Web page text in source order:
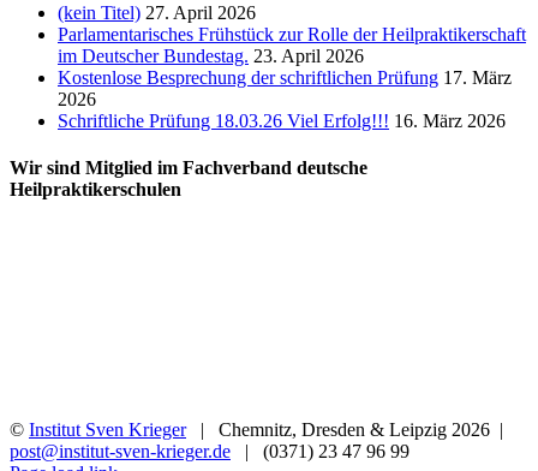
(kein Titel) 27. April 2026
Parlamentarisches Frühstück zur Rolle der Heilpraktikerschaft
im Deutscher Bundestag. 23. April 2026
Kostenlose Besprechung der schriftlichen Prüfung 17. März
2026
Schriftliche Prüfung 18.03.26 Viel Erfolg!!! 16. März 2026
Wir sind Mitglied im Fachverband deutsche
Heilpraktikerschulen
© Institut Sven Krieger| Chemnitz, Dresden & Leipzig 2026 |
post@institut-sven-krieger.de | (0371) 23 47 96 99